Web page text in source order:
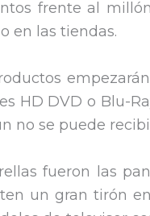
frente al
en las tiendas.
HD DVD o Blu-
no se puede
fueron las
un gran tirón